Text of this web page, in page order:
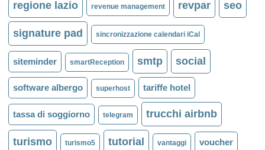
regione lazio revenue management revpar seo
signature pad sincronizzazione calendari iCal
siteminder smartReception smtp social
software albergo superhost tariffe hotel
tassa di soggiorno telegram trucchi airbnb
turismo turismo5 tutorial vantaggi voucher